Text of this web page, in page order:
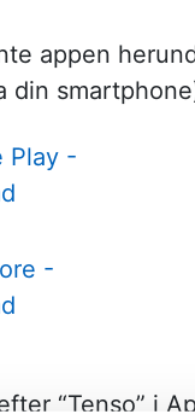
appen
din
“Tenso” i